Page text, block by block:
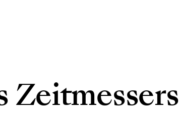
Zeitmessers